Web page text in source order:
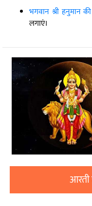
भगवान श्री हनुमान
लगाएं।
आरती